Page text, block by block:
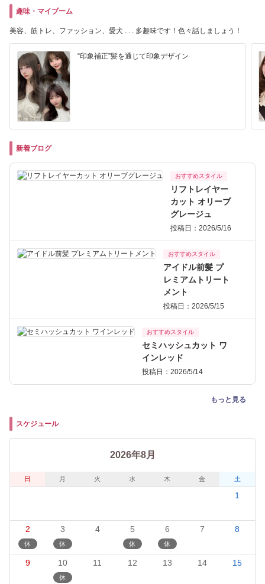
趣味・マイブーム
美容、筋トレ、ファッション、愛犬 . . . 多趣味です！色々話しましょう！
“印象補正”髪を通じて印象デザイン
新着ブログ
おすすめスタイル
リフトレイヤー
カット オリーブ
グレージュ
投稿日：2026/5/16
おすすめスタイル
アイドル前髪 プ
レミアムトリート
メント
投稿日：2026/5/15
おすすめスタイル
セミハッシュカット ワ
インレッド
投稿日：2026/5/14
もっと見る
スケジュール
2026年8月
日 月 火 水 木 金 土
1
2 3 4 5 6 7 8
9 10 11 12 13 14 15